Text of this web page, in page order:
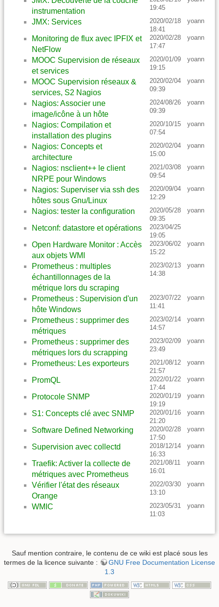
instrumentation
19:45
JMX: Services
2020/02/18
18:41
yoann
Monitoring de flux avec IPFIX et
NetFlow
2020/02/28
17:47
yoann
MOOC Supervision de réseaux
et services
2020/01/09
19:15
yoann
MOOC Supervision réseaux &
services, S2 Nagios
2020/02/04
09:39
yoann
Nagios: Associer une
image/icône à un hôte
2024/08/26
09:39
yoann
Nagios: Compilation et
installation des plugins
2020/10/15
07:54
yoann
Nagios: Concepts et
architecture
2020/02/04
15:00
yoann
Nagios: nsclient++ le client
NRPE pour Windows
2021/03/08
09:54
yoann
Nagios: Superviser via ssh des
hôtes sous Gnu/Linux
2020/09/04
12:29
yoann
Nagios: tester la configuration
2020/05/28
09:35
yoann
Netconf: datastore et opérations
2023/04/25
19:05
Open Hardware Monitor : Accès
aux objets WMI
2023/06/02
15:22
yoann
Prometheus : multiples
échantillonnages de la
métrique lors du scraping
2023/02/13
14:38
yoann
Prometheus : Supervision d'un
hôte Windows
2023/07/22
11:41
yoann
Prometheus : supprimer des
métriques
2023/02/14
14:57
yoann
Prometheus : supprimer des
métriques lors du scrapping
2023/02/09
23:49
yoann
Prometheus: Les exporteurs
2021/08/12
21:57
yoann
PromQL
2022/01/22
17:44
yoann
Protocole SNMP
2020/01/19
19:19
yoann
S1: Concepts clé avec SNMP
2020/01/16
21:20
yoann
Software Defined Networking
2020/02/28
17:50
yoann
Supervision avec collectd
2018/12/14
16:33
yoann
Traefik: Activer la collecte de
métriques avec Prometheus
2021/08/11
16:01
yoann
Vérifier l'état des réseaux
Orange
2022/03/30
13:10
yoann
WMIC
2023/05/31
11:03
yoann
Sauf mention contraire, le contenu de ce wiki est placé sous les
termes de la licence suivante :
GNU Free Documentation License
1.3